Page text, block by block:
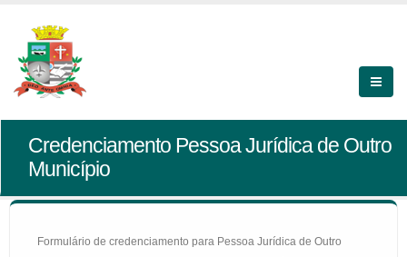
Credenciamento Pessoa Jurídica de Outro
Município
Formulário de credenciamento para Pessoa Jurídica de Outro